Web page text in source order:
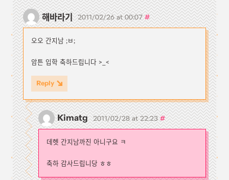
해바라기 2011/02/26 at 00:07#
오오 간지남 ;ㅂ;
암튼 입학 축하드립니다 >_<
Reply
Kimatg 2011/02/28 at 22:23#
데헷 간지남까진 아니구요 ㅋ
축하 감사드립니당 ㅎㅎ